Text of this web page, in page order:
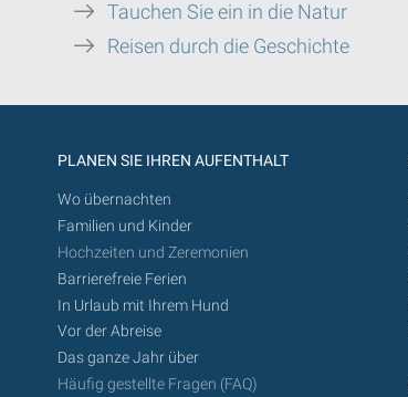
Tauchen Sie ein in die Natur
Reisen durch die Geschichte
PLANEN SIE IHREN AUFENTHALT
Wo übernachten
Familien und Kinder
Hochzeiten und Zeremonien
Barrierefreie Ferien
In Urlaub mit Ihrem Hund
Vor der Abreise
Das ganze Jahr über
Häufig gestellte Fragen (FAQ)